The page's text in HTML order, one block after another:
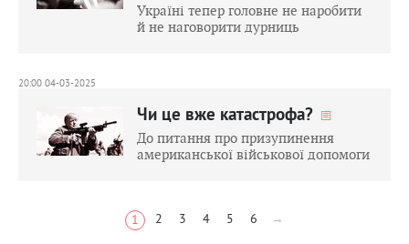
Україні тепер головне не наробити
й не наговорити дурниць
20:00 04-03-2025
Чи це вже катастрофа?
До питання про призупинення
американської військової допомоги
1 2 3 4 5 6 →